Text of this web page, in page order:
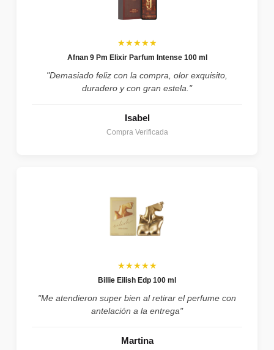
★★★★★
Afnan 9 Pm Elixir Parfum Intense 100 ml
"Demasiado feliz con la compra, olor exquisito,
duradero y con gran estela."
Isabel
Compra Verificada
★★★★★
Billie Eilish Edp 100 ml
"Me atendieron super bien al retirar el perfume con
antelación a la entrega"
Martina